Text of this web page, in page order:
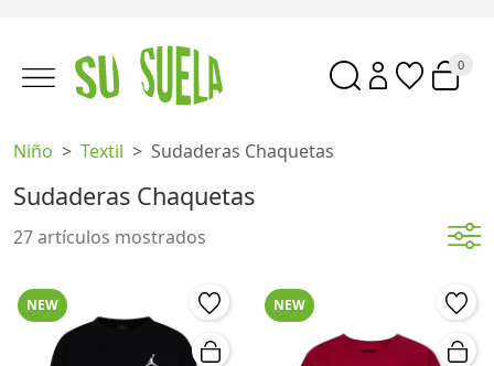
0
Niño Textil Sudaderas Chaquetas
Sudaderas Chaquetas
27 artículos mostrados
NEW NEW